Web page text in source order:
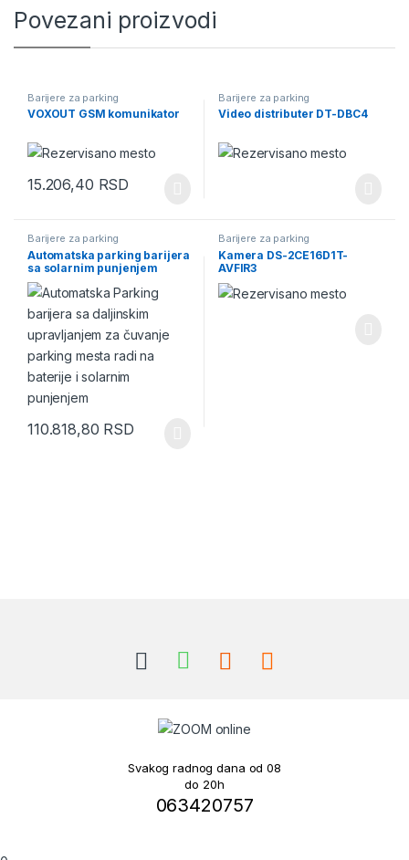
Povezani proizvodi
Barijere za parking
VOXOUT GSM komunikator
15.206,40 RSD
Barijere za parking
Video distributer DT-DBC4
Barijere za parking
Automatska parking barijera
sa solarnim punjenjem
Parksun Cardnin
110.818,80 RSD
Barijere za parking
Kamera DS-2CE16D1T-
AVFIR3
Svakog radnog dana od 08
do 20h
063420757